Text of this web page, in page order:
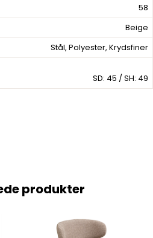
58
Beige
Stål, Polyester, Krydsfiner
SD: 45 / SH: 49
produkter